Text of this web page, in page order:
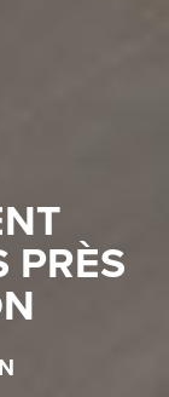
PRÈS